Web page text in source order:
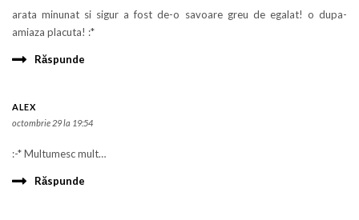
arata minunat si sigur a fost de-o savoare greu de egalat! o dupa-
amiaza placuta! :*
Răspunde
ALEX
octombrie 29 la 19:54
:-* Multumesc mult…
Răspunde